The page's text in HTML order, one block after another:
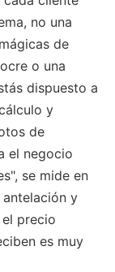
no una
de
o una
dispuesto a
y
de
el negocio
se mide en
antelación y
precio
es muy